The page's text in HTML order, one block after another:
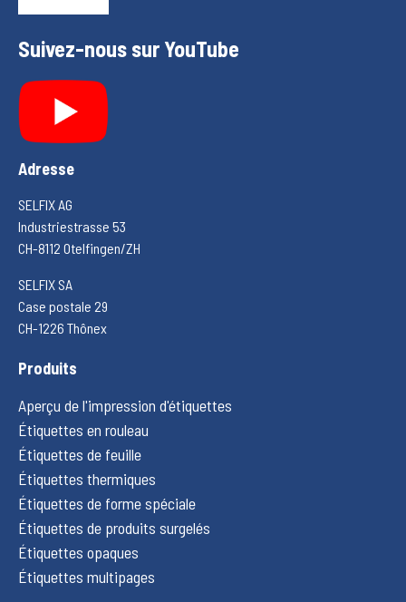
Suivez-nous sur YouTube
Adresse
SELFIX AG
Industriestrasse 53
CH-8112 Otelfingen/ZH
SELFIX SA
Case postale 29
CH-1226 Thônex
Produits
Aperçu de l'impression d'étiquettes
Étiquettes en rouleau
Étiquettes de feuille
Étiquettes thermiques
Étiquettes de forme spéciale
Étiquettes de produits surgelés
Étiquettes opaques
Étiquettes multipages